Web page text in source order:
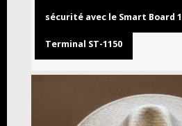
sécurité avec le Smart Board
Terminal ST-1150